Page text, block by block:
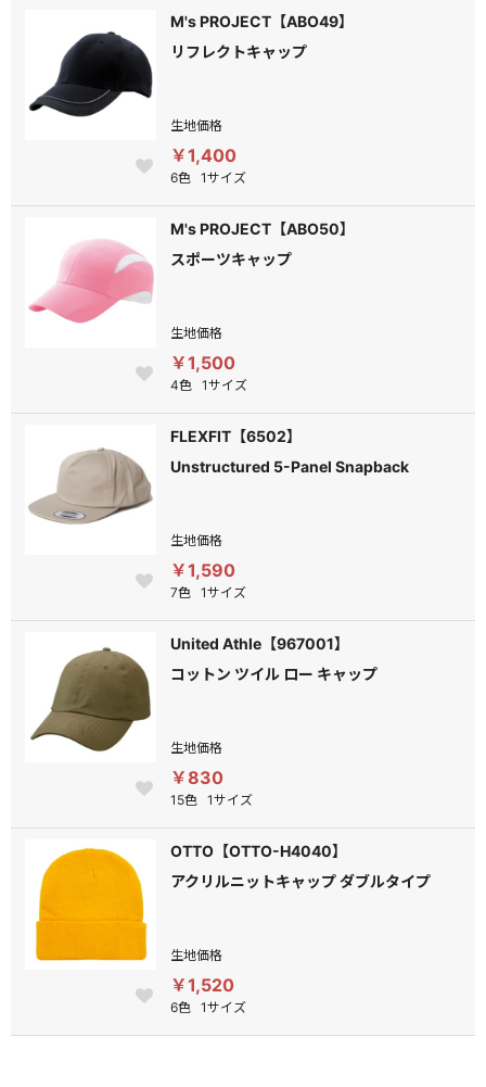
M's PROJECT【ABO49】
リフレクトキャップ
生地価格
￥1,400
6色 1サイズ
M's PROJECT【ABO50】
スポーツキャップ
生地価格
￥1,500
4色 1サイズ
FLEXFIT【6502】
Unstructured 5-Panel Snapback
生地価格
￥1,590
7色 1サイズ
United Athle【967001】
コットン ツイル ロー キャップ
生地価格
￥830
15色 1サイズ
OTTO【OTTO-H4040】
アクリルニットキャップ ダブルタイプ
生地価格
￥1,520
6色 1サイズ